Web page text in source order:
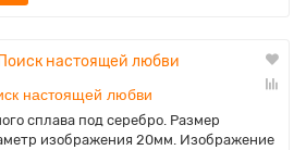
настоящей любви
сплава под серебро. Размер
изображения 20мм. Изображение